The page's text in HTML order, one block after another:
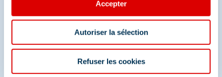
Accepter
Autoriser la sélection
Refuser les cookies
Partagez vos moments à
Méribel
Et retrouvez-nous sur les réseaux sociaux